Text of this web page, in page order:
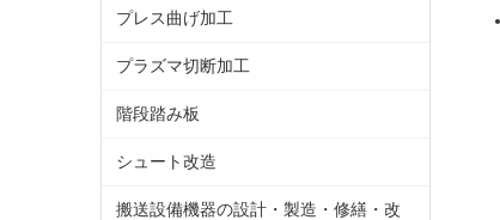
プレス曲げ加工
プラズマ切断加工
階段踏み板
シュート改造
搬送設備機器の設計・製造・修繕・改